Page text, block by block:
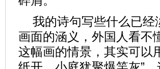
我的诗句写些什么已
画面的涵义，外国人看不
这幅画的情景，其实可以